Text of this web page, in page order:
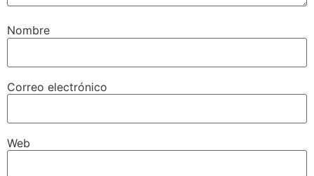
Nombre
Correo electrónico
Web